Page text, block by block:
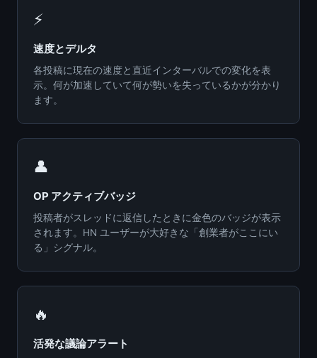
⚡
速度とデルタ
各投稿に現在の速度と直近インターバルでの変化を表
示。何が加速していて何が勢いを失っているかが分かり
ます。
👤
OP アクティブバッジ
投稿者がスレッドに返信したときに金色のバッジが表示
されます。HN ユーザーが大好きな「創業者がここにい
る」シグナル。
🔥
活発な議論アラート